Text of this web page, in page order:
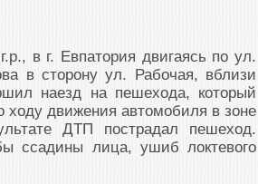
в г. Евпатория двигаясь по ул.
в сторону ул. Рабочая, вблизи
наезд на пешехода, который
ходу движения автомобиля в зоне
ДТП пострадал пешеход.
ссадины лица, ушиб локтевого